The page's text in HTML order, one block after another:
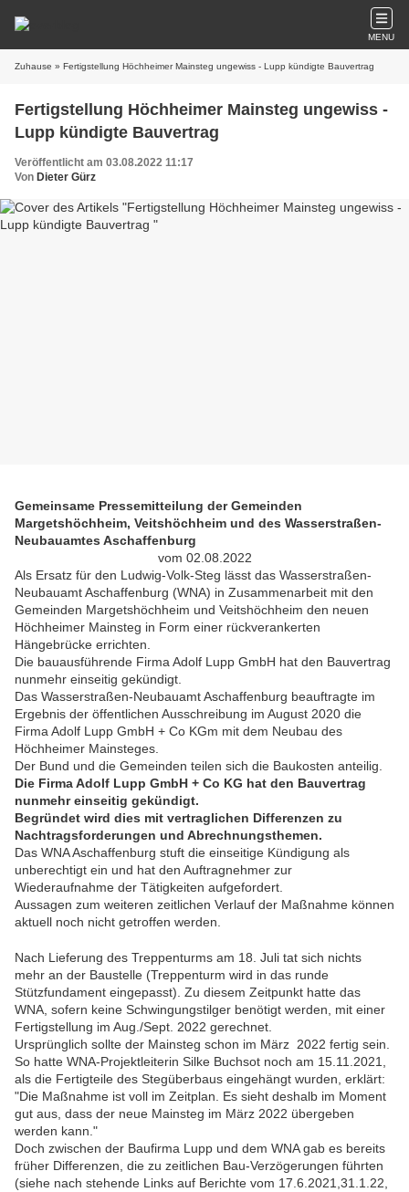
MENU
Zuhause » Fertigstellung Höchheimer Mainsteg ungewiss - Lupp kündigte Bauvertrag
Fertigstellung Höchheimer Mainsteg ungewiss -
Lupp kündigte Bauvertrag
Veröffentlicht am 03.08.2022 11:17
Von Dieter Gürz
Gemeinsame Pressemitteilung der Gemeinden
Margetshöchheim, Veitshöchheim und des Wasserstraßen-
Neubauamtes Aschaffenburg
vom 02.08.2022
Als Ersatz für den Ludwig-Volk-Steg lässt das Wasserstraßen-
Neubauamt Aschaffenburg (WNA) in Zusammenarbeit mit den
Gemeinden Margetshöchheim und Veitshöchheim den neuen
Höchheimer Mainsteg in Form einer rückverankerten
Hängebrücke errichten.
Die bauausführende Firma Adolf Lupp GmbH hat den Bauvertrag
nunmehr einseitig gekündigt.
Das Wasserstraßen-Neubauamt Aschaffenburg beauftragte im
Ergebnis der öffentlichen Ausschreibung im August 2020 die
Firma Adolf Lupp GmbH + Co KGm mit dem Neubau des
Höchheimer Mainsteges.
Der Bund und die Gemeinden teilen sich die Baukosten anteilig.
Die Firma Adolf Lupp GmbH + Co KG hat den Bauvertrag
nunmehr einseitig gekündigt.
Begründet wird dies mit vertraglichen Differenzen zu
Nachtragsforderungen und Abrechnungsthemen.
Das WNA Aschaffenburg stuft die einseitige Kündigung als
unberechtigt ein und hat den Auftragnehmer zur
Wiederaufnahme der Tätigkeiten aufgefordert.
Aussagen zum weiteren zeitlichen Verlauf der Maßnahme können
aktuell noch nicht getroffen werden.
Nach Lieferung des Treppenturms am 18. Juli tat sich nichts
mehr an der Baustelle (Treppenturm wird in das runde
Stützfundament eingepasst). Zu diesem Zeitpunkt hatte das
WNA, sofern keine Schwingungstilger benötigt werden, mit einer
Fertigstellung im Aug./Sept. 2022 gerechnet.
Ursprünglich sollte der Mainsteg schon im März 2022 fertig sein.
So hatte WNA-Projektleiterin Silke Buchsot noch am 15.11.2021,
als die Fertigteile des Stegüberbaus eingehängt wurden, erklärt:
"Die Maßnahme ist voll im Zeitplan. Es sieht deshalb im Moment
gut aus, dass der neue Mainsteg im März 2022 übergeben
werden kann."
Doch zwischen der Baufirma Lupp und dem WNA gab es bereits
früher Differenzen, die zu zeitlichen Bau-Verzögerungen führten
(siehe nach stehende Links auf Berichte vom 17.6.2021,31.1.22,